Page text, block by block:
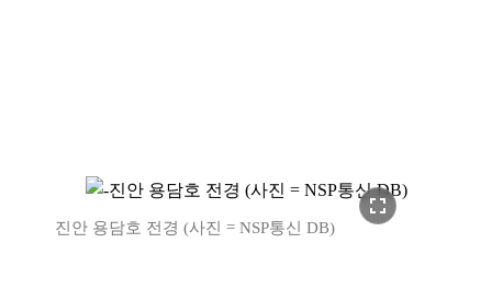
fullscreen
진안 용담호 전경 (사진 = NSP통신 DB)